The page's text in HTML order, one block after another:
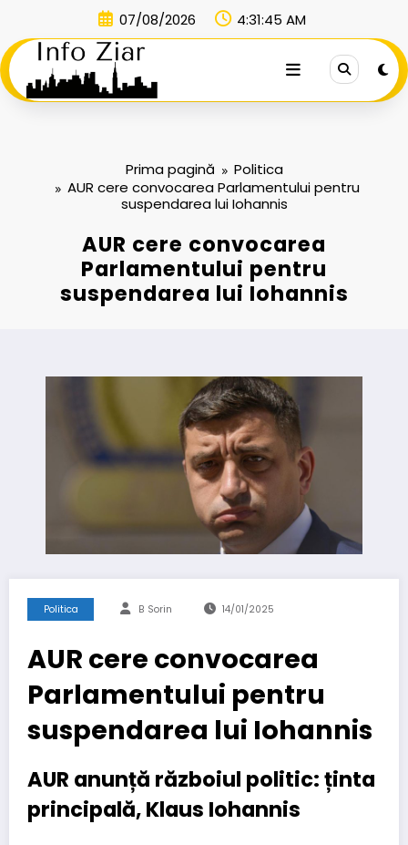
conținut
07/08/2026 4:31:45 AM
Prima pagină
Politica
AUR cere convocarea Parlamentului pentru
suspendarea lui Iohannis
AUR cere convocarea
Parlamentului pentru
suspendarea lui Iohannis
Politica B Sorin 14/01/2025
AUR cere convocarea
Parlamentului pentru
suspendarea lui Iohannis
AUR anunță războiul politic: ținta
principală, Klaus Iohannis